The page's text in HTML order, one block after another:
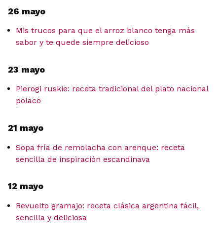
26 mayo
Mis trucos para que el arroz blanco tenga más
sabor y te quede siempre delicioso
23 mayo
Pierogi ruskie: receta tradicional del plato nacional
polaco
21 mayo
Sopa fría de remolacha con arenque: receta
sencilla de inspiración escandinava
12 mayo
Revuelto gramajo: receta clásica argentina fácil,
sencilla y deliciosa